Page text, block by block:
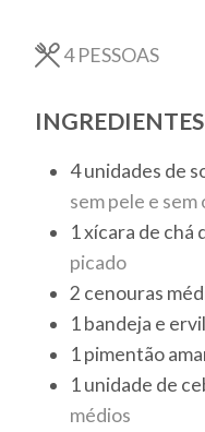
4 PESSOAS
INGREDIENTES
4unidades de
sem pele e sem
1xícara de chá
picado
2 cenouras
1bandeja e
1pimentão
1unidade de
médios